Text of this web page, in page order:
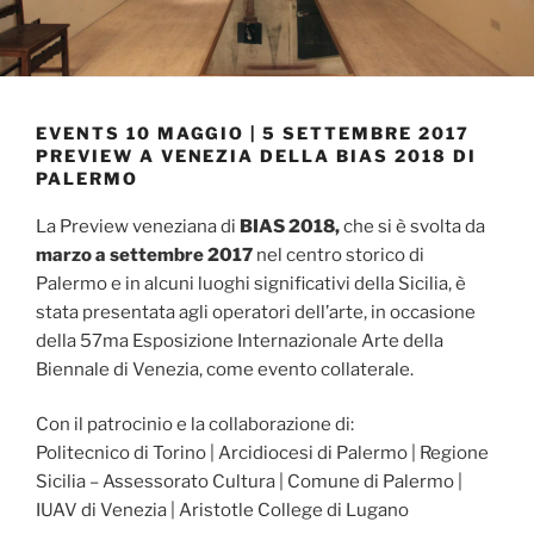
EVENTS 10 MAGGIO | 5 SETTEMBRE 2017
PREVIEW A VENEZIA DELLA BIAS 2018 DI
PALERMO
La Preview veneziana di BIAS 2018,che si è svolta da
marzo a settembre 2017 nel centro storico di
Palermo e in alcuni luoghi significativi della Sicilia, è
stata presentata agli operatori dell’arte, in occasione
della 57ma Esposizione Internazionale Arte della
Biennale di Venezia, come evento collaterale.
Con il patrocinio e la collaborazione di:
Politecnico di Torino | Arcidiocesi di Palermo | Regione
Sicilia – Assessorato Cultura | Comune di Palermo |
IUAV di Venezia | Aristotle College di Lugano